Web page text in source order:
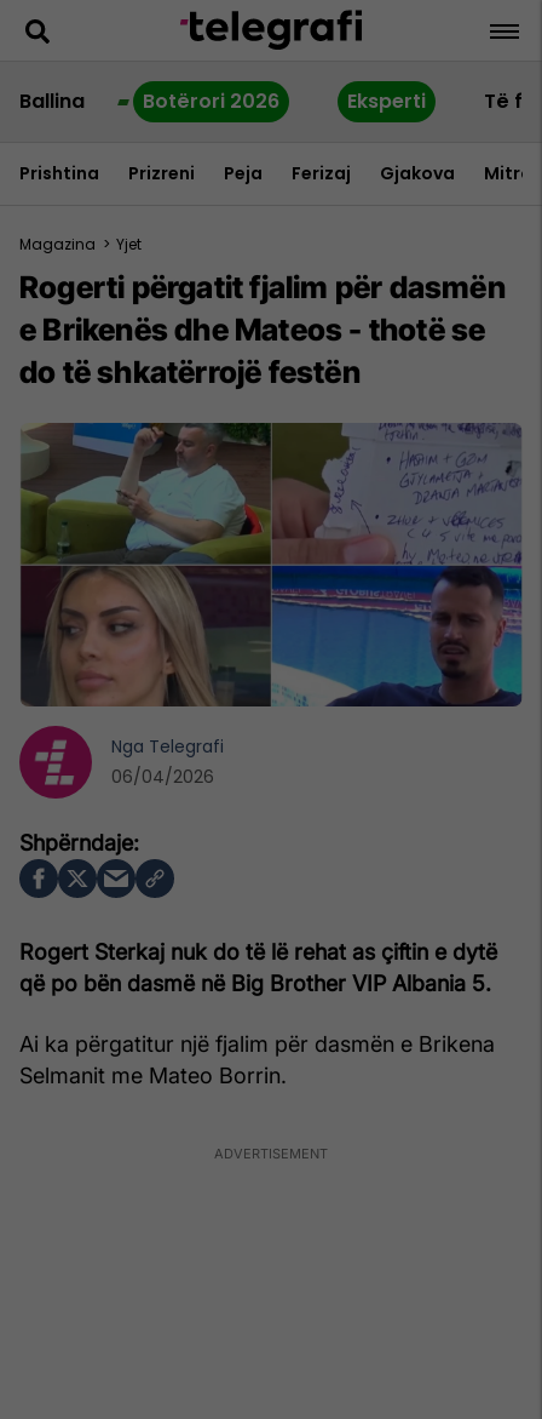
Ballina Botërori 2026 Eksperti Të
Prishtina Prizreni Peja Ferizaj Gjakova
Magazina > Yjet
Rogerti përgatit fjalim për dasmën
e Brikenës dhe Mateos - thotë se
do të shkatërrojë festën
Rogert Sterkaj nuk do të lë rehat as çiftin e dytë
që po bën dasmë në Big Brother VIP Albania 5.
Ai ka përgatitur një fjalim për dasmën e Brikena
Selmanit me Mateo Borrin.
Nga Telegrafi
06/04/2026